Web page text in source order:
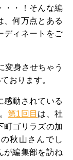
・・！そんな編
、何万点とある
ディネートをご
変身させちゃう
おります。
感動されている
第1回目 は、社
町ゴリラズの加
秋山さんでし
が編集部を訪ね